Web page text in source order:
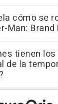
cómo se
Man: Brand
tienen
de la